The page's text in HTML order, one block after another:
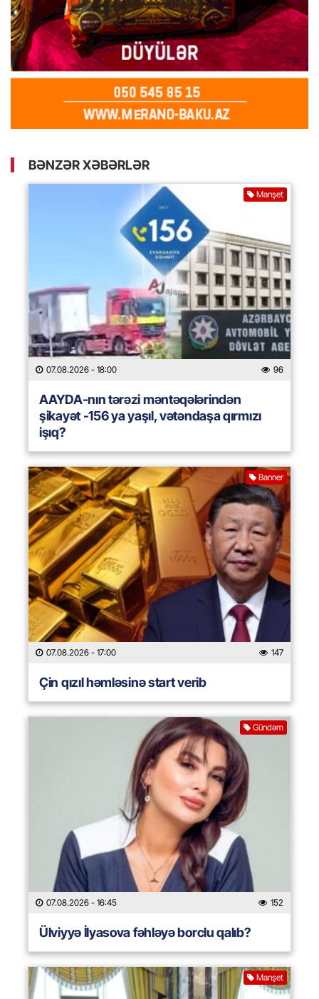
BƏNZƏR XƏBƏRLƏR
Manşet
07.08.2026 - 18:00 96
AAYDA-nın tərəzi məntəqələrindən
şikayət -156 ya yaşıl, vətəndaşa qırmızı
işıq?
Banner
07.08.2026 - 17:00 147
Çin qızıl həmləsinə start verib
Gündəm
07.08.2026 - 16:45 152
Ülviyyə İlyasova fəhləyə borclu qalıb?
Manşet